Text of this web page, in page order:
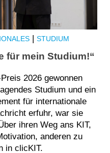
| STUDIUM
für mein Studium!“
2026 gewonnen
Studium und ein
für internationale
erfuhr, war sie
ihren Weg ans KIT,
anderen zu
in clicKIT.